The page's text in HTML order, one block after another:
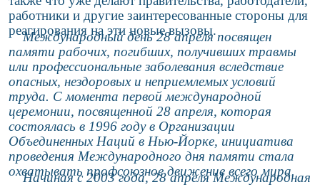
работники и другие заинтересованные стороны для
реагирования на эти новые вызовы.
Международный день 28 апреля посвящен
памяти рабочих, погибших, получивших травмы
или профессиональные заболевания вследствие
опасных, нездоровых и неприемлемых условий
труда. С момента первой международной
церемонии, посвященной 28 апреля, которая
состоялась в 1996 году в Организации
Объединенных Наций в Нью-Йорке, инициатива
проведения Международного дня памяти стала
охватывать профсоюзное движение всего мира.
Начиная с 2003 года, 28 апреля Международная